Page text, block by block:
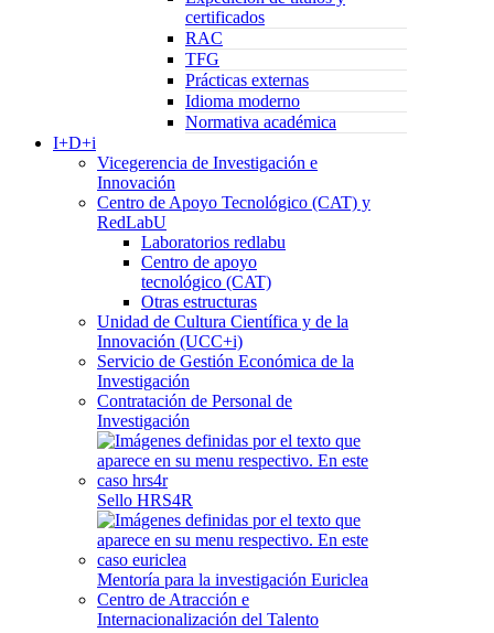
certificados
RAC
TFG
Prácticas externas
Idioma moderno
Normativa académica
I+D+i
Vicegerencia de Investigación e
Innovación
Centro de Apoyo Tecnológico (CAT) y
RedLabU
Laboratorios redlabu
Centro de apoyo
tecnológico (CAT)
Otras estructuras
Unidad de Cultura Científica y de la
Innovación (UCC+i)
Servicio de Gestión Económica de la
Investigación
Contratación de Personal de
Investigación
Sello HRS4R
Mentoría para la investigación Euriclea
Centro de Atracción e
Internacionalización del Talento